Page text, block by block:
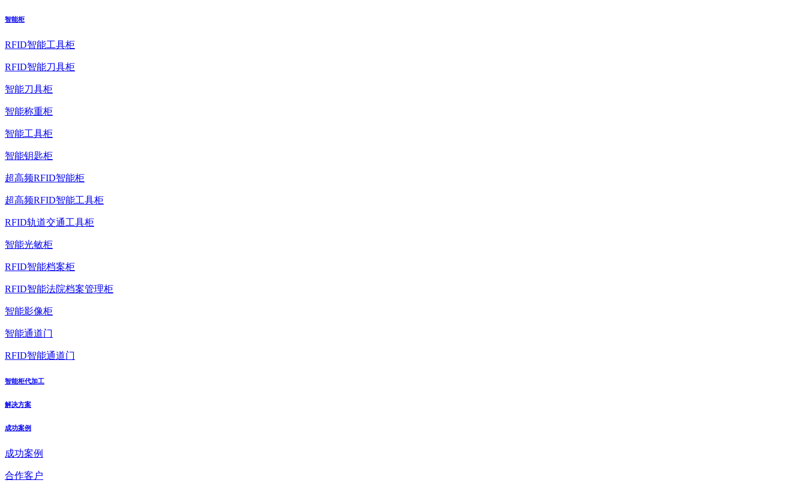
智能柜
RFID智能工具柜
RFID智能刀具柜
智能刀具柜
智能称重柜
智能工具柜
智能钥匙柜
超高频RFID智能柜
超高频RFID智能工具柜
RFID轨道交通工具柜
智能光敏柜
RFID智能档案柜
RFID智能法院档案管理柜
智能影像柜
智能通道门
RFID智能通道门
智能柜代加工
解决方案
成功案例
成功案例
合作客户